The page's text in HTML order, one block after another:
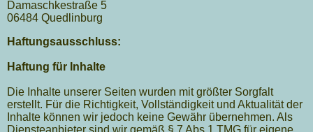
Damaschkestraße 5
06484 Quedlinburg
Haftungsausschluss:
Haftung für Inhalte
Die Inhalte unserer Seiten wurden mit größter Sorgfalt
erstellt. Für die Richtigkeit, Vollständigkeit und Aktualität der
Inhalte können wir jedoch keine Gewähr übernehmen. Als
Diensteanbieter sind wir gemäß § 7 Abs.1 TMG für eigene